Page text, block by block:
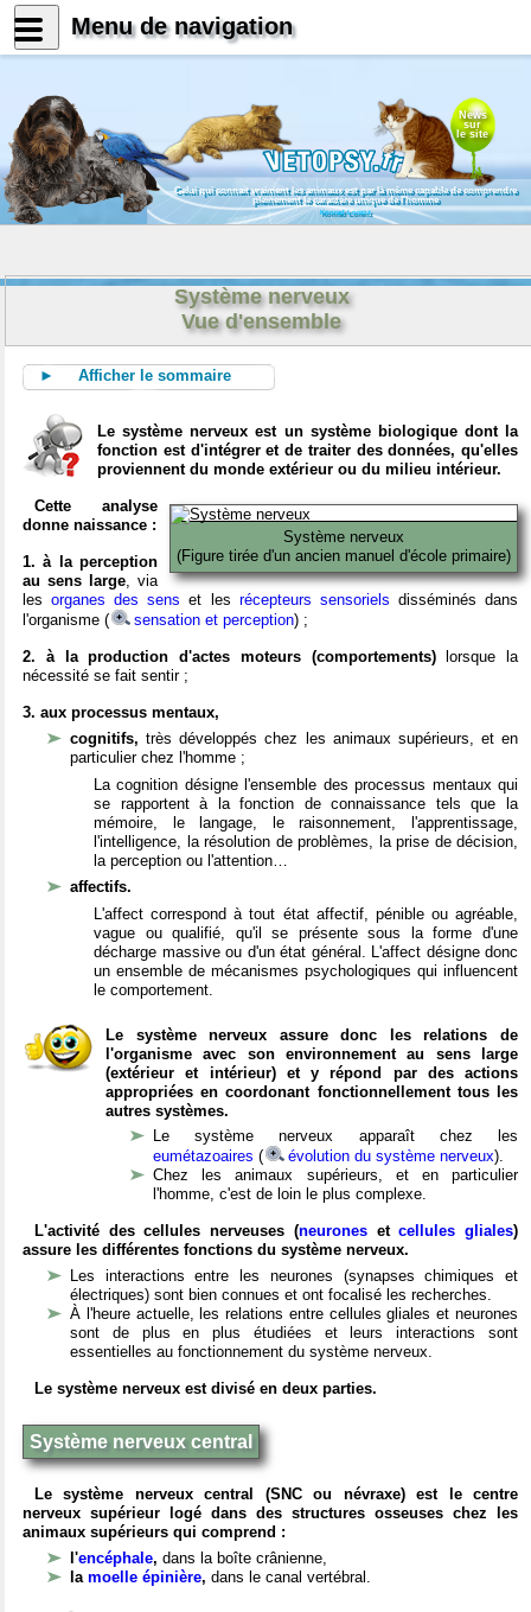
News
sur
le site
Celui qui connait vraiment les animaux est par là même capable de comprendre
pleinement le caractère unique de l'homme
Konrad Lorenz
Système nerveux
Vue d'ensemble
► Afficher le sommaire
Le système nerveux est un système biologique dont la
fonction est d'intégrer et de traiter des données, qu'elles
proviennent du monde extérieur ou du milieu intérieur.
Système nerveux
(Figure tirée d'un ancien manuel d'école primaire)
Cette analyse
donne naissance :
1. à la perception
au sens large, via
lesorganes des sens et les récepteurs sensoriels disséminés dans
l'organisme (
sensation et perception) ;
2. à la production d'actes moteurs (comportements)lorsque la
nécessité se fait sentir ;
3. aux processus mentaux,
cognitifs,très développés chez les animaux supérieurs, et en
particulier chez l'homme ;
La cognition désigne l'ensemble des processus mentaux qui
se rapportent à la fonction de connaissance tels que la
mémoire, le langage, le raisonnement, l'apprentissage,
l'intelligence, la résolution de problèmes, la prise de décision,
la perception ou l'attention…
affectifs.
L'affect correspond à tout état affectif, pénible ou agréable,
vague ou qualifié, qu'il se présente sous la forme d'une
décharge massive ou d'un état général. L'affect désigne donc
un ensemble de mécanismes psychologiques qui influencent
le comportement.
Le système nerveux assure donc les relations de
l'organisme avec son environnement au sens large
(extérieur et intérieur) et y répond par des actions
appropriées en coordonant fonctionnellement tous les
autres systèmes.
Le système nerveux apparaît chez les
eumétazoaires ( évolution du système nerveux).
Chez les animaux supérieurs, et en particulier
l'homme, c'est de loin le plus complexe.
L'activité des cellules nerveuses (neuronesetcellules gliales)
assure les différentes fonctions du système nerveux.
Les interactions entre les neurones (synapses chimiques et
électriques) sont bien connues et ont focalisé les recherches.
À l'heure actuelle, les relations entre cellules gliales et neurones
sont de plus en plus étudiées et leurs interactions sont
essentielles au fonctionnement du système nerveux.
Le système nerveux est divisé en deux parties.
Système nerveux central
Le système nerveux central (SNC ou névraxe) est le centre
nerveux supérieur logé dans des structures osseuses chez les
animaux supérieurs qui comprend :
l'encéphale, dans la boîte crânienne,
la moelle épinière, dans le canal vertébral.
Menu de navigation